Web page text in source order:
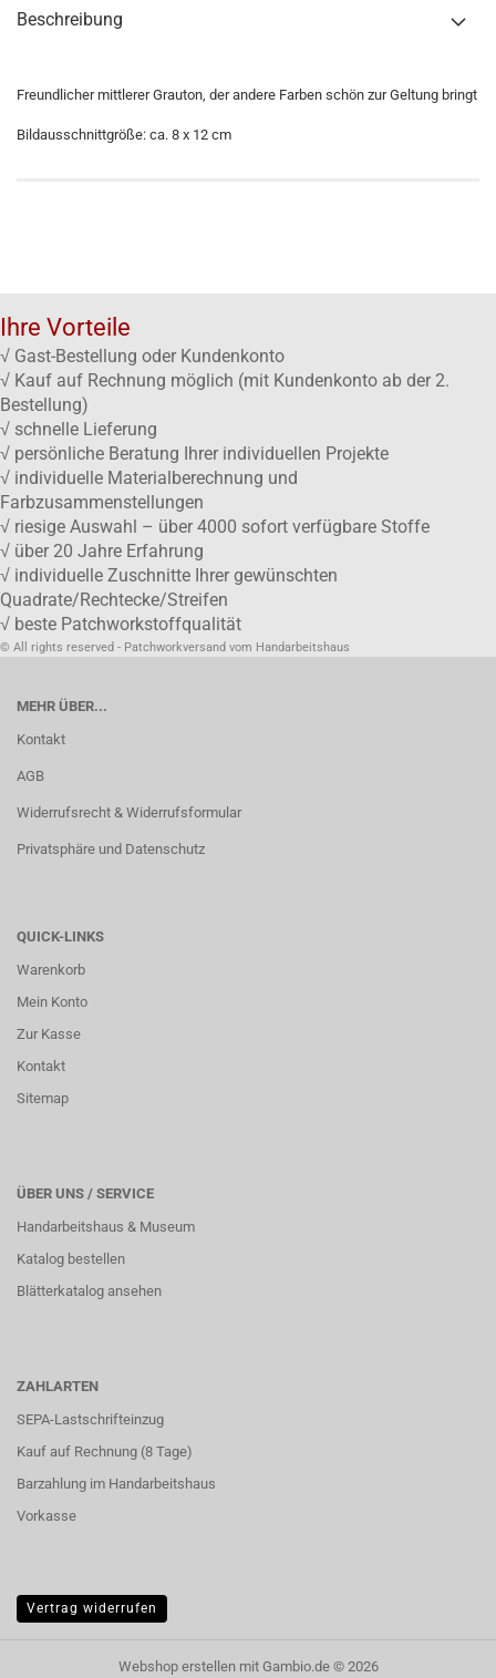
Beschreibung
Freundlicher mittlerer Grauton, der andere Farben schön zur Geltung bringt
Bildausschnittgröße: ca. 8 x 12 cm
Ihre Vorteile
√ Gast-Bestellung oder Kundenkonto
√ Kauf auf Rechnung möglich (mit Kundenkonto ab der 2.
Bestellung)
√ schnelle Lieferung
√ persönliche Beratung Ihrer individuellen Projekte
√ individuelle Materialberechnung und
Farbzusammenstellungen
√ riesige Auswahl – über 4000 sofort verfügbare Stoffe
√ über 20 Jahre Erfahrung
√ individuelle Zuschnitte Ihrer gewünschten
Quadrate/Rechtecke/Streifen
√ beste Patchworkstoffqualität
© All rights reserved - Patchworkversand vom Handarbeitshaus
MEHR ÜBER...
Kontakt
AGB
Widerrufsrecht & Widerrufsformular
Privatsphäre und Datenschutz
QUICK-LINKS
Warenkorb
Mein Konto
Zur Kasse
Kontakt
Sitemap
ÜBER UNS / SERVICE
Handarbeitshaus & Museum
Katalog bestellen
Blätterkatalog ansehen
ZAHLARTEN
SEPA-Lastschrifteinzug
Kauf auf Rechnung (8 Tage)
Barzahlung im Handarbeitshaus
Vorkasse
Vertrag widerrufen
Webshop erstellenmit Gambio.de © 2026